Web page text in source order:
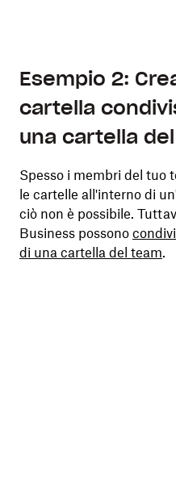
Esempio 2:
cartella
una cartella
Spesso i membri del tuo
le cartelle all'interno di
ciò non è possibile.
Business possono
di una cartella del team.